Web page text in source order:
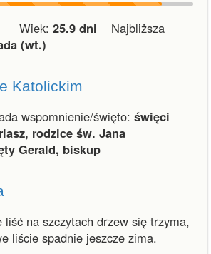
Wiek: 25.9 dni Najbliższa
(wt.)
Katolickim
wspomnienie/święto: święci
rodzice św. Jana
Gerald, biskup
liść na szczytach drzew się trzyma,
liście spadnie jeszcze zima.